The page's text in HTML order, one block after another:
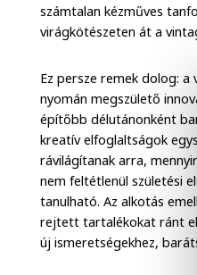
számtalan kézműves
virágkötészeten át a
Ez persze remek dolog: a
nyomán megszülető
építőbb délutánonként
kreatív elfoglaltságok
rávilágítanak arra,
nem feltétlenül születési
tanulható. Az alkotás
rejtett tartalékokat ránt
új ismeretségekhez,